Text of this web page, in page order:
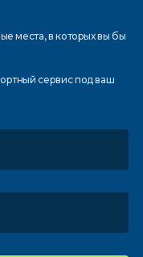
места, в которыхвы бы
сервис под ваш